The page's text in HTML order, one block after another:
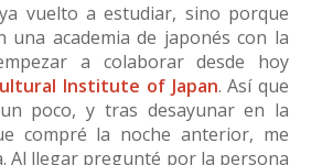
vuelto a estudiar, sino porque
una academia de japonés con la
a colaborar desde hoy
Institute of Japan. Así que
poco, y tras desayunar en la
compré la noche anterior, me
Al llegar pregunté por la persona